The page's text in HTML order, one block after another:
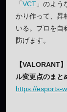
「VCT 」のよ
かり作って、昇
いる。プロを自
防げます。
【VALORANT
ル変更点のまと
https://esports-